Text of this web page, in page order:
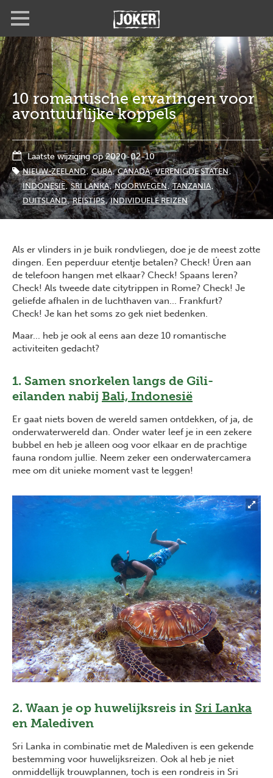
de
inhoud
gaan
10 romantische ervaringen voor
avontuurlijke koppels
Laatste wijziging op 2020-02-10
NIEUW-ZEELAND CUBA CANADA VERENIGDE STATEN
INDONESIË SRI LANKA NOORWEGEN TANZANIA
DUITSLAND REISTIPS INDIVIDUELE REIZEN
Als er vlinders in je buik rondvliegen, doe je de meest zotte
dingen. Een peperduur etentje betalen? Check! Úren aan
de telefoon hangen met elkaar? Check! Spaans leren?
Check! Als tweede date citytrippen in Rome? Check! Je
geliefde afhalen in de luchthaven van... Frankfurt?
Check! Je kan het soms zo gek niet bedenken.
Maar... heb je ook al eens aan deze 10 romantische
activiteiten gedacht?
1. Samen snorkelen langs de Gili-
eilanden nabij Bali, Indonesië
Er gaat niets boven de wereld samen ontdekken, of ja, de
onderwaterwereld dan. Onder water leef je in een zekere
bubbel en heb je alleen oog voor elkaar en de prachtige
fauna rondom jullie. Neem zeker een onderwatercamera
mee om dit unieke moment vast te leggen!
2. Waan je op huwelijksreis in Sri Lanka
en Malediven
Sri Lanka in combinatie met de Malediven is een gekende
bestemming voor huwelijksreizen. Ook al heb je niet
onmiddellijk trouwplannen, toch is een rondreis in Sri